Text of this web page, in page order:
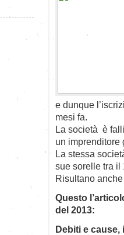
e dunque
mesi fa.
La società è
un imprenditore
La stessa
sue sorelle tra il
Risultano
Questo
del 2013:
Debiti e